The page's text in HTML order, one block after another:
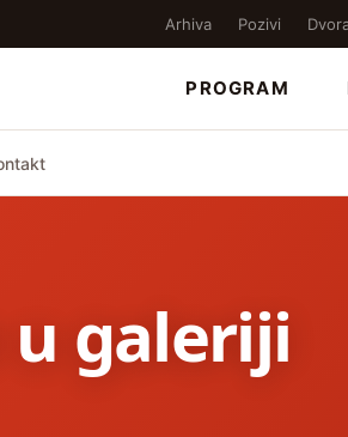
Arhiva Pozivi
PROGRAM
u galeriji